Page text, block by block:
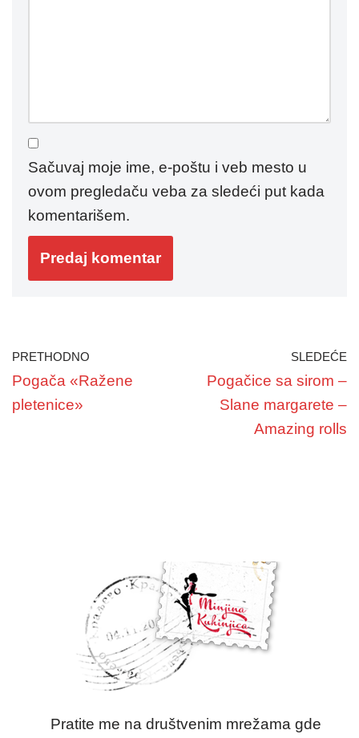
Sačuvaj moje ime, e-poštu i veb mesto u
ovom pregledaču veba za sledeći put kada
komentarišem.
PRETHODNO
Pogača «Ražene
pletenice»
SLEDEĆE
Pogačice sa sirom –
Slane margarete –
Amazing rolls
Pratite me na društvenim mrežama gde